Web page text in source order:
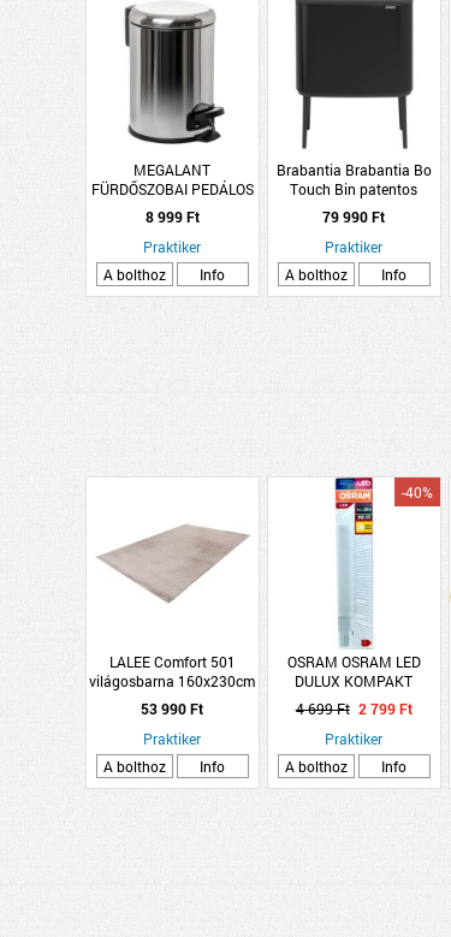
MEGALANT
FÜRDŐSZOBAI PEDÁLOS
SZEMETES 3L
8 999 Ft
Praktiker
A bolthoz
Info
Brabantia Brabantia Bo
Touch Bin patentos
szemetes 36L matt fekete
79 990 Ft
Praktiker
A bolthoz
Info
LALEE Comfort 501
világosbarna 160x230cm
szőnyeg
53 990 Ft
Praktiker
A bolthoz
Info
OSRAM OSRAM LED
DULUX KOMPAKT
FÉNYCSŐ FORMA G24D
10W 990LM 3000K
MELEG FEHÉR
-40%
4 699 Ft 2 799 Ft
Praktiker
A bolthoz
Info